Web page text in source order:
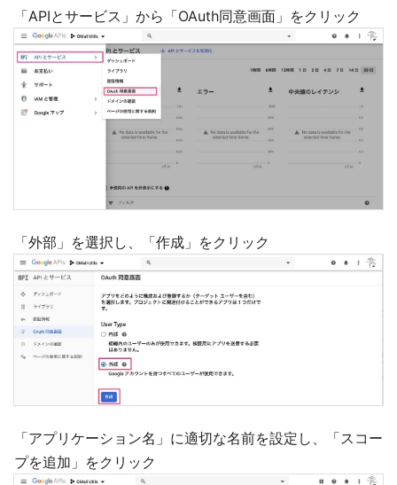
「APIとサービス」から「OAuth同意画面」をクリック
「外部」を選択し、「作成」をクリック
「アプリケーション名」に適切な名前を設定し、「スコー
プを追加」をクリック